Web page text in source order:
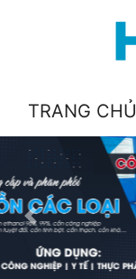
TRANG CHỦ